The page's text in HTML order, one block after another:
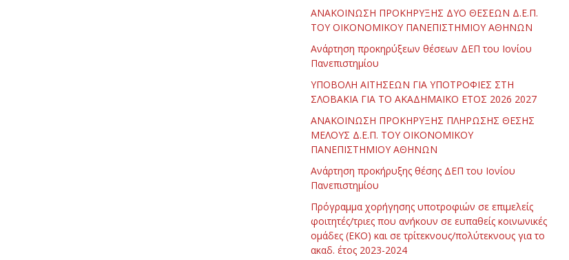
ΑΝΑΚΟΙΝΩΣΗ ΠΡΟΚΗΡΥΞΗΣ ΔΥΟ ΘΕΣΕΩΝ Δ.Ε.Π.
ΤΟΥ ΟΙΚΟΝΟΜΙΚΟΥ ΠΑΝΕΠΙΣΤΗΜΙΟΥ ΑΘΗΝΩΝ
Ανάρτηση προκηρύξεων θέσεων ΔΕΠ του Ιονίου
Πανεπιστημίου
ΥΠΟΒΟΛΗ ΑΙΤΗΣΕΩΝ ΓΙΑ ΥΠΟΤΡΟΦΙΕΣ ΣΤΗ
ΣΛΟΒΑΚΙΑ ΓΙΑ ΤΟ ΑΚΑΔΗΜΑΪΚΟ ΕΤΟΣ 2026 2027
ΑΝΑΚΟΙΝΩΣΗ ΠΡΟΚΗΡΥΞΗΣ ΠΛΗΡΩΣΗΣ ΘΕΣΗΣ
ΜΕΛΟΥΣ Δ.Ε.Π. ΤΟΥ ΟΙΚΟΝΟΜΙΚΟΥ
ΠΑΝΕΠΙΣΤΗΜΙΟΥ ΑΘΗΝΩΝ
Ανάρτηση προκήρυξης θέσης ΔΕΠ του Ιονίου
Πανεπιστημίου
Πρόγραμμα χορήγησης υποτροφιών σε επιμελείς
φοιτητές/τριες που ανήκουν σε ευπαθείς κοινωνικές
ομάδες (ΕΚΟ) και σε τρίτεκνους/πολύτεκνους για το
ακαδ. έτος 2023-2024